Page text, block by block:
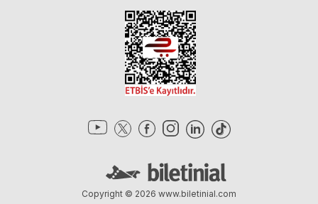
Copyright © 2026 www.biletinial.com